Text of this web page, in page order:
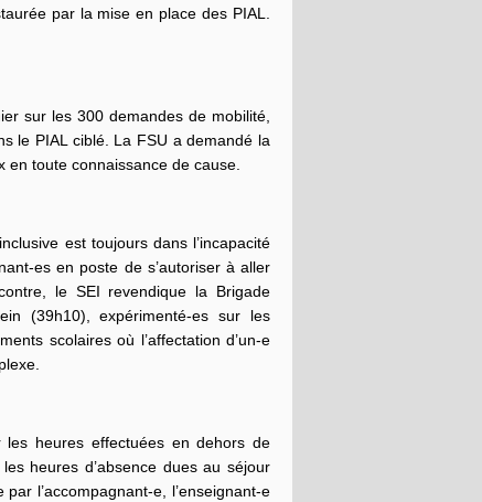
par la mise en place des PIAL.
sur les 300 demandes de mobilité,
le PIAL ciblé. La FSU a demandé la
en toute connaissance de cause.
est toujours dans l’incapacité
es en poste de s’autoriser à aller
le SEI revendique la Brigade
(39h10), expérimenté-es sur les
scolaires où l’affectation d’un-e
les heures effectuées en dehors de
heures d’absence dues au séjour
l’accompagnant-e, l’enseignant-e